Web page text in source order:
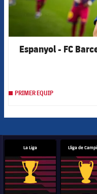
Espanyol - FC
PRIMER EQUIP
La Liga
Trofeu de la Liga
Lliga de